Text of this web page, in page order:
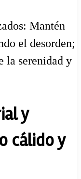
Mantén
el desorden;
la serenidad y
y
cálido y